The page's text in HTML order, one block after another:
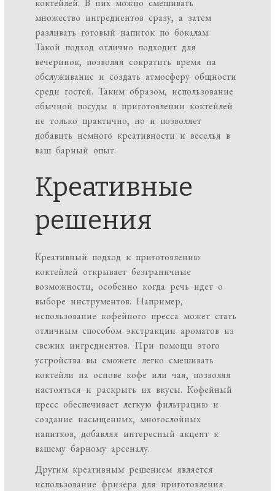
коктейлей. В них можно смешивать
множество ингредиентов сразу, а затем
разливать готовый напиток по бокалам.
Такой подход отлично подходит для
вечеринок, позволяя сократить время на
обслуживание и создать атмосферу общности
среди гостей. Таким образом, использование
обычной посуды в приготовлении коктейлей
не только практично, но и позволяет
добавить немного креативности и веселья в
ваш барный опыт.
Креативные
решения
Креативный подход к приготовлению
коктейлей открывает безграничные
возможности, особенно когда речь идет о
выборе инструментов. Например,
использование кофейного пресса может стать
отличным способом экстракции ароматов из
свежих ингредиентов. При помощи этого
устройства вы сможете легко смешивать
коктейли на основе кофе или чая, позволяя
настояться и раскрыть их вкусы. Кофейный
пресс обеспечивает легкую фильтрацию и
создание насыщенных, многослойных
напитков, добавляя интересный акцент к
вашему барному арсеналу.
Другим креативным решением является
использование фризера для приготовления